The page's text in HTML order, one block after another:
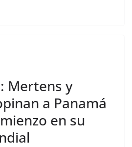
Mertens y
a Panamá
en su